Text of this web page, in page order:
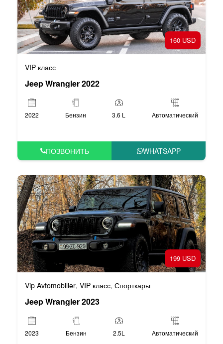
160 USD
VIP класс
Jeep Wrangler 2022
2022 Бензин 3.6 L Автоматический
ПОЗВОНИТЬ WHATSAPP
199 USD
Vip Avtomobillər, VIP класс, Спорткары
Jeep Wrangler 2023
2023 Бензин 2.5L Автоматический